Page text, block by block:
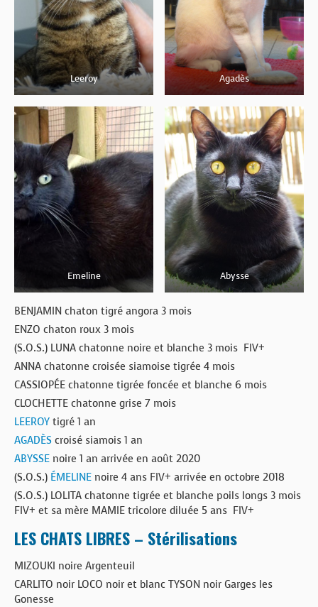
BOUTIQUE
FORUM
Leeroy Agadès
Emeline Abysse
BENJAMIN chaton tigré angora 3 mois
ENZO chaton roux 3 mois
(S.O.S.) LUNA chatonne noire et blanche 3 mois FIV+
ANNA chatonne croisée siamoise tigrée 4 mois
CASSIOPÉE chatonne tigrée foncée et blanche 6 mois
CLOCHETTE chatonne grise 7 mois
LEEROY tigré 1 an
AGADÈS croisé siamois 1 an
ABYSSE noire 1 an arrivée en août 2020
(S.O.S.) ÉMELINE noire 4 ans FIV+ arrivée en octobre 2018
(S.O.S.) LOLITA chatonne tigrée et blanche poils longs 3 mois
FIV+ et sa mère MAMIE tricolore diluée 5 ans FIV+
LES CHATS LIBRES – Stérilisations
MIZOUKI noire Argenteuil
CARLITO noir LOCO noir et blanc TYSON noir Garges les
Gonesse